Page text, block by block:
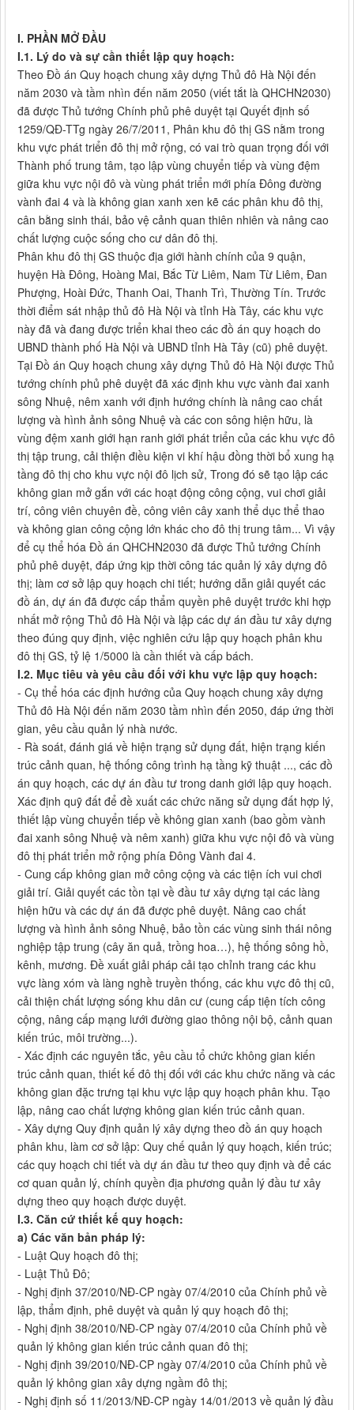
I. PHẦN MỞ ĐẦU
I.1. Lý do và sự cần thiết lập quy hoạch:
Theo Đồ án Quy hoạch chung xây dựng Thủ đô Hà Nội đến
năm 2030 và tầm nhìn đến năm 2050 (viết tắt là QHCHN2030)
đã được Thủ tướng Chính phủ phê duyệt tại Quyết định số
1259/QĐ-TTg ngày 26/7/2011, Phân khu đô thị GS nằm trong
khu vực phát triển đô thị mở rộng, có vai trò quan trọng đối với
Thành phố trung tâm, tạo lập vùng chuyển tiếp và vùng đệm
giữa khu vực nội đô và vùng phát triển mới phía Đông đường
vành đai 4 và là không gian xanh xen kẽ các phân khu đô thị,
cân bằng sinh thái, bảo vệ cảnh quan thiên nhiên và nâng cao
chất lượng cuộc sống cho cư dân đô thị.
Phân khu đô thị GS thuộc địa giới hành chính của 9 quận,
huyện Hà Đông, Hoàng Mai, Bắc Từ Liêm, Nam Từ Liêm, Đan
Phượng, Hoài Đức, Thanh Oai, Thanh Trì, Thường Tín. Trước
thời điểm sát nhập thủ đô Hà Nội và tỉnh Hà Tây, các khu vực
này đã và đang được triển khai theo các đồ án quy hoạch do
UBND thành phố Hà Nội và UBND tỉnh Hà Tây (cũ) phê duyệt.
Tại Đồ án Quy hoạch chung xây dựng Thủ đô Hà Nội được Thủ
tướng chính phủ phê duyệt đã xác định khu vực vành đai xanh
sông Nhuệ, nêm xanh với định hướng chính là nâng cao chất
lượng và hình ảnh sông Nhuệ và các con sông hiện hữu, là
vùng đệm xanh giới hạn ranh giới phát triển của các khu vực đô
thị tập trung, cải thiện điều kiện vi khí hậu đồng thời bổ xung hạ
tầng đô thị cho khu vực nội đô lịch sử, Trong đó sẽ tạo lập các
không gian mở gắn với các hoạt động công cộng, vui chơi giải
trí, công viên chuyên đề, công viên cây xanh thể dục thể thao
và không gian công cộng lớn khác cho đô thị trung tâm... Vì vậy
để cụ thể hóa Đồ án QHCHN2030 đã được Thủ tướng Chính
phủ phê duyệt, đáp ứng kịp thời công tác quản lý xây dựng đô
thị; làm cơ sở lập quy hoạch chi tiết; hướng dẫn giải quyết các
đồ án, dự án đã được cấp thẩm quyền phê duyệt trước khi hợp
nhất mở rộng Thủ đô Hà Nội và lập các dự án đầu tư xây dựng
theo đúng quy định, việc nghiên cứu lập quy hoạch phân khu
đô thị GS, tỷ lệ 1/5000 là cần thiết và cấp bách.
I.2. Mục tiêu và yêu cầu đối với khu vực lập quy hoạch:
- Cụ thể hóa các định hướng của Quy hoạch chung xây dựng
Thủ đô Hà Nội đến năm 2030 tầm nhìn đến 2050, đáp ứng thời
gian, yêu cầu quản lý nhà nước.
- Rà soát, đánh giá về hiện trạng sử dụng đất, hiện trạng kiến
trúc cảnh quan, hệ thống công trình hạ tầng kỹ thuật ..., các đồ
án quy hoạch, các dự án đầu tư trong danh giới lập quy hoạch.
Xác định quỹ đất để đề xuất các chức năng sử dụng đất hợp lý,
thiết lập vùng chuyển tiếp về không gian xanh (bao gồm vành
đai xanh sông Nhuệ và nêm xanh) giữa khu vực nội đô và vùng
đô thị phát triển mở rộng phía Đông Vành đai 4.
- Cung cấp không gian mở công cộng và các tiện ích vui chơi
giải trí. Giải quyết các tồn tại về đầu tư xây dựng tại các làng
hiện hữu và các dự án đã được phê duyệt. Nâng cao chất
lượng và hình ảnh sông Nhuệ, bảo tồn các vùng sinh thái nông
nghiệp tập trung (cây ăn quả, trồng hoa…), hệ thống sông hồ,
kênh, mương. Đề xuất giải pháp cải tạo chỉnh trang các khu
vực làng xóm và làng nghề truyền thống, các khu vực đô thị cũ,
cải thiện chất lượng sống khu dân cư (cung cấp tiện tích công
cộng, nâng cấp mạng lưới đường giao thông nội bộ, cảnh quan
kiến trúc, môi trường...).
- Xác định các nguyên tắc, yêu cầu tổ chức không gian kiến
trúc cảnh quan, thiết kế đô thị đối với các khu chức năng và các
không gian đặc trưng tại khu vực lập quy hoạch phân khu. Tạo
lập, nâng cao chất lượng không gian kiến trúc cảnh quan.
- Xây dựng Quy định quản lý xây dựng theo đồ án quy hoạch
phân khu, làm cơ sở lập: Quy chế quản lý quy hoạch, kiến trúc;
các quy hoạch chi tiết và dự án đầu tư theo quy định và để các
cơ quan quản lý, chính quyền địa phương quản lý đầu tư xây
dựng theo quy hoạch được duyệt.
I.3. Căn cứ thiết kế quy hoạch:
a) Các văn bản pháp lý:
- Luật Quy hoạch đô thị;
- Luật Thủ Đô;
- Nghị định 37/2010/NĐ-CP ngày 07/4/2010 của Chính phủ về
lập, thẩm định, phê duyệt và quản lý quy hoạch đô thị;
- Nghị định 38/2010/NĐ-CP ngày 07/4/2010 của Chính phủ về
quản lý không gian kiến trúc cảnh quan đô thị;
- Nghị định 39/2010/NĐ-CP ngày 07/4/2010 của Chính phủ về
quản lý không gian xây dựng ngầm đô thị;
- Nghị định số 11/2013/NĐ-CP ngày 14/01/2013 về quản lý đầu